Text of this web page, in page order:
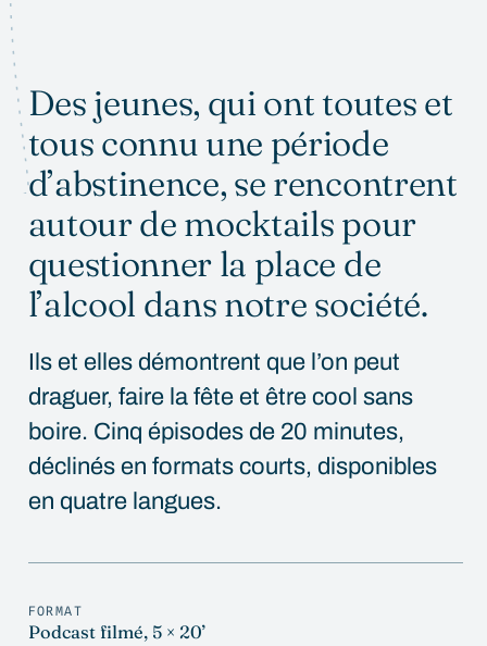
REGARDER
Des jeunes, qui ont toutes et
tous connu une période
d’abstinence, se rencontrent
autour de mocktails pour
questionner la place de
l’alcool dans notre société.
Ils et elles démontrent que l’on peut
draguer, faire la fête et être cool sans
boire. Cinq épisodes de 20 minutes,
déclinés en formats courts, disponibles
en quatre langues.
FORMAT
Podcast filmé, 5 × 20’